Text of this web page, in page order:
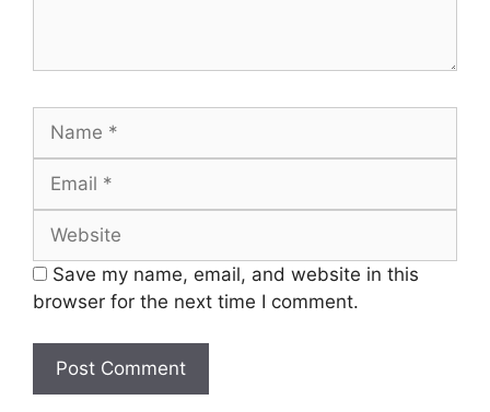
Save my name, email, and website in this
browser for the next time I comment.